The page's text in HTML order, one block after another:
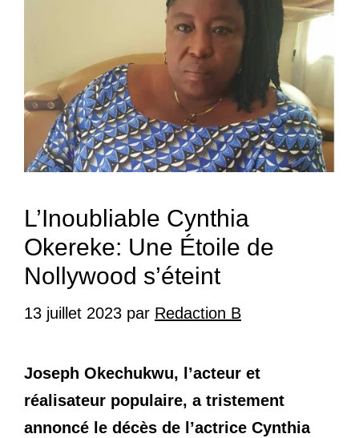
L’Inoubliable Cynthia
Okereke: Une Étoile de
Nollywood s’éteint
13 juillet 2023 par Redaction B
Joseph Okechukwu, l’acteur et
réalisateur populaire, a tristement
annoncé le décès de l’actrice Cynthia